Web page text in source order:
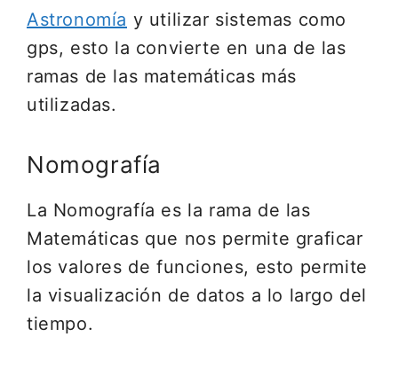
Astronomía y utilizar sistemas como
gps, esto la convierte en una de las
ramas de las matemáticas más
utilizadas.
Nomografía
La Nomografía es la rama de las
Matemáticas que nos permite graficar
los valores de funciones, esto permite
la visualización de datos a lo largo del
tiempo.